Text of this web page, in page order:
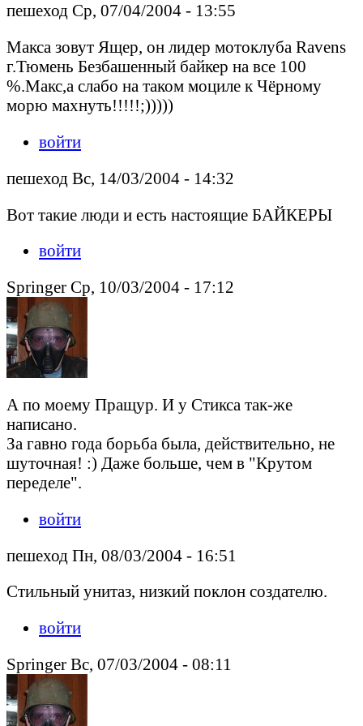
пешеход Ср, 07/04/2004 - 13:55
Макса зовут Ящер, он лидер мотоклуба Ravens
г.Тюмень Безбашенный байкер на все 100
%.Макс,а слабо на таком моциле к Чёрному
морю махнуть!!!!!;)))))
войти
пешеход Вс, 14/03/2004 - 14:32
Вот такие люди и есть настоящие БАЙКЕРЫ
войти
Springer Ср, 10/03/2004 - 17:12
А по моему Пращур. И у Стикса так-же
написано.
За гавно года борьба была, действительно, не
шуточная! :) Даже больше, чем в "Крутом
переделе".
войти
пешеход Пн, 08/03/2004 - 16:51
Стильный унитаз, низкий поклон создателю.
войти
Springer Вс, 07/03/2004 - 08:11